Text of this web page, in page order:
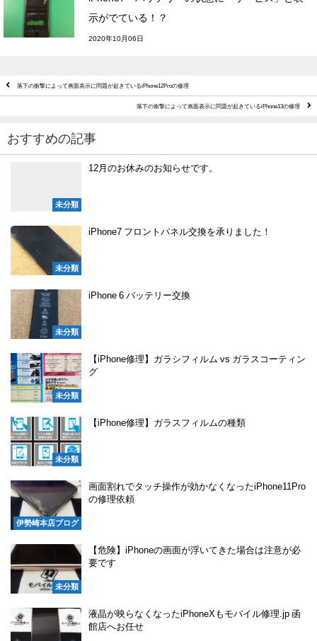
示がでている！？
2020年10月06日
落下の衝撃によって画面表示に問題が起きているiPhone12Proの修理
落下の衝撃によって画面表示に問題が起きているiPhone13の修理
おすすめの記事
未分類
12月のお休みのお知らせです。
未分類
iPhone7 フロントパネル交換を承りました！
未分類
iPhone 6 バッテリー交換
未分類
【iPhone修理】ガラシフィルム vs ガラスコーティン
グ
未分類
【iPhone修理】ガラスフィルムの種類
伊勢崎本店ブログ
画面割れでタッチ操作が効かなくなったiPhone11Pro
の修理依頼
未分類
【危険】iPhoneの画面が浮いてきた場合は注意が必
要です
液晶が映らなくなったiPhoneXもモバイル修理.jp 函
館店へお任せ